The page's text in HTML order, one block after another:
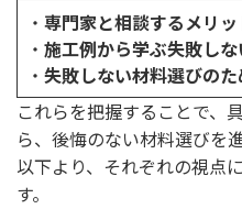
・ 専門家と相談するメリ
・ 施工例から学ぶ失敗し
・ 失敗しない材料選びの
これらを把握することで、
ら、後悔のない材料選びを
以下より、それぞれの視点
す。